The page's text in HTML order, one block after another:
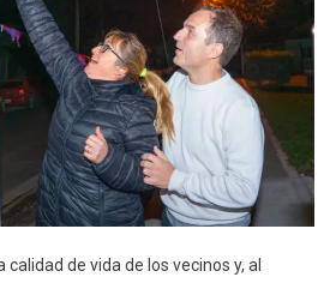
de vida de los vecinos y, al